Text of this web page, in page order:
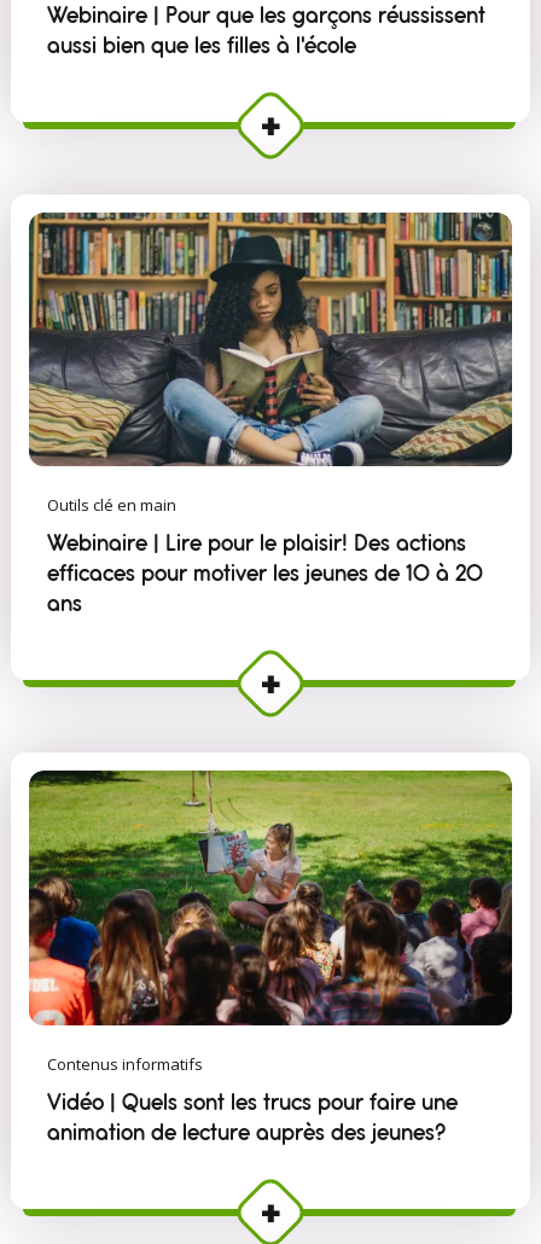
Webinaire | Pour que les garçons réussissent
aussi bien que les filles à l'école
Outils clé en main
Webinaire | Lire pour le plaisir! Des actions
efficaces pour motiver les jeunes de 10 à 20
ans
Contenus informatifs
Vidéo | Quels sont les trucs pour faire une
animation de lecture auprès des jeunes?